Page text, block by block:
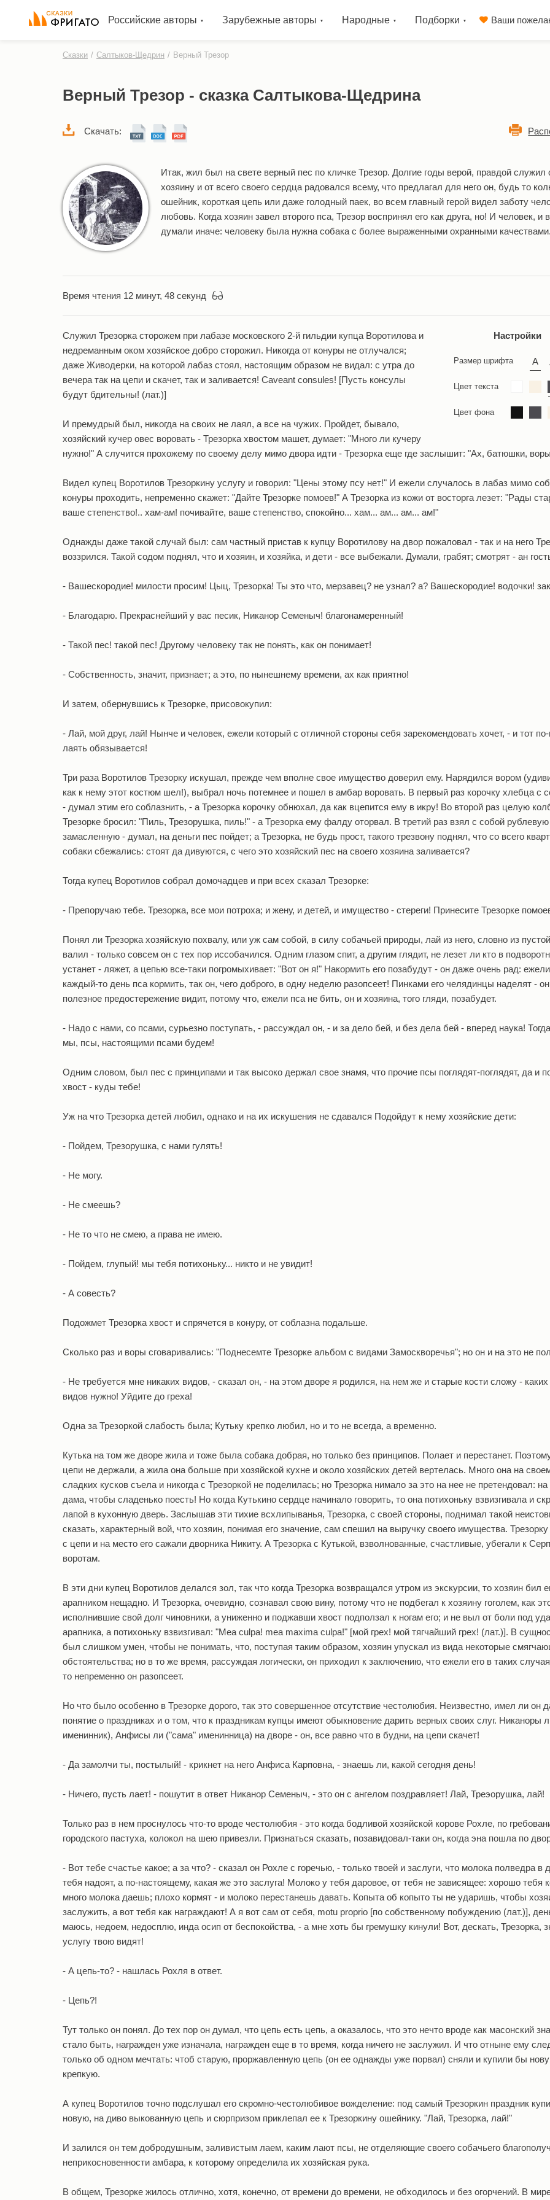
Российские авторы Зарубежные авторы Народные Подборки Ваши
Сказки / Салтыков-Щедрин / Верный Трезор
Верный Трезор - сказка Салтыкова-Щедрина
Скачать:
Итак, жил был на свете верный пес по кличке Трезор. Долгие годы верой, правдой служил
хозяину и от всего своего сердца радовался всему, что предлагал для него он, будь то
ошейник, короткая цепь или даже голодный паек, во всем главный герой видел заботу
любовь. Когда хозяин завел второго пса, Трезор воспринял его как друга, но! И человек, и
думали иначе: человеку была нужна собака с более выраженными охранными
Время чтения 12 минут, 48 секунд
Настройки
Размер шрифта
Цвет текста
Цвет фона
Служил Трезорка сторожем при лабазе московского 2-й гильдии купца Воротилова и
недреманным оком хозяйское добро сторожил. Никогда от конуры не отлучался;
даже Живодерки, на которой лабаз стоял, настоящим образом не видал: с утра до
вечера так на цепи и скачет, так и заливается! Caveant consules! [Пусть консулы
будут бдительны! (лат.)]
И премудрый был, никогда на своих не лаял, а все на чужих. Пройдет, бывало,
хозяйский кучер овес воровать - Трезорка хвостом машет, думает: "Много ли кучеру
нужно!" А случится прохожему по своему делу мимо двора идти - Трезорка еще где заслышит: "Ах, батюшки,
Видел купец Воротилов Трезоркину услугу и говорил: "Цены этому псу нет!" И ежели случалось в лабаз мимо
конуры проходить, непременно скажет: "Дайте Трезорке помоев!" А Трезорка из кожи от восторга лезет: "Рады
ваше степенство!.. хам-ам! почивайте, ваше степенство, спокойно... хам... ам... ам... ам!"
Однажды даже такой случай был: сам частный пристав к купцу Воротилову на двор пожаловал - так и на него
воззрился. Такой содом поднял, что и хозяин, и хозяйка, и дети - все выбежали. Думали, грабят; смотрят - ан
- Вашескородие! милости просим! Цыц, Трезорка! Ты это что, мерзавец? не узнал? а? Вашескородие! водочки!
- Благодарю. Прекраснейший у вас песик, Никанор Семеныч! благонамеренный!
- Такой пес! такой пес! Другому человеку так не понять, как он понимает!
- Собственность, значит, признает; а это, по нынешнему времени, ах как приятно!
И затем, обернувшись к Трезорке, присовокупил:
- Лай, мой друг, лай! Нынче и человек, ежели который с отличной стороны себя зарекомендовать хочет, - и тот
лаять обязывается!
Три раза Воротилов Трезорку искушал, прежде чем вполне свое имущество доверил ему. Нарядился вором
как к нему этот костюм шел!), выбрал ночь потемнее и пошел в амбар воровать. В первый раз корочку хлебца с
- думал этим его соблазнить, - а Трезорка корочку обнюхал, да как вцепится ему в икру! Во второй раз целую
Трезорке бросил: "Пиль, Трезорушка, пиль!" - а Трезорка ему фалду оторвал. В третий раз взял с собой
замасленную - думал, на деньги пес пойдет; а Трезорка, не будь прост, такого трезвону поднял, что со всего
собаки сбежались: стоят да дивуются, с чего это хозяйский пес на своего хозяина заливается?
Тогда купец Воротилов собрал домочадцев и при всех сказал Трезорке:
- Препоручаю тебе. Трезорка, все мои потроха; и жену, и детей, и имущество - стереги! Принесите Трезорке
Понял ли Трезорка хозяйскую похвалу, или уж сам собой, в силу собачьей природы, лай из него, словно из
валил - только совсем он с тех пор иссобачился. Одним глазом спит, а другим глядит, не лезет ли кто в
устанет - ляжет, а цепью все-таки погромыхивает: "Вот он я!" Накормить его позабудут - он даже очень рад:
каждый-то день пса кормить, так он, чего доброго, в одну неделю разопсеет! Пинками его челядинцы наделят -
полезное предостережение видит, потому что, ежели пса не бить, он и хозяина, того гляди, позабудет.
- Надо с нами, со псами, сурьезно поступать, - рассуждал он, - и за дело бей, и без дела бей - вперед наука!
мы, псы, настоящими псами будем!
Одним словом, был пес с принципами и так высоко держал свое знамя, что прочие псы поглядят-поглядят, да и
хвост - куды тебе!
Уж на что Трезорка детей любил, однако и на их искушения не сдавался Подойдут к нему хозяйские дети:
- Пойдем, Трезорушка, с нами гулять!
- Не могу.
- Не смеешь?
- Не то что не смею, а права не имею.
- Пойдем, глупый! мы тебя потихоньку... никто и не увидит!
- А совесть?
Подожмет Трезорка хвост и спрячется в конуру, от соблазна подальше.
Сколько раз и воры сговаривались: "Поднесемте Трезорке альбом с видами Замоскворечья"; но он и на это не
- Не требуется мне никаких видов, - сказал он, - на этом дворе я родился, на нем же и старые кости сложу -
видов нужно! Уйдите до греха!
Одна за Трезоркой слабость была; Кутьку крепко любил, но и то не всегда, а временно.
Кутька на том же дворе жила и тоже была собака добрая, но только без принципов. Полает и перестанет.
цепи не держали, а жила она больше при хозяйской кухне и около хозяйских детей вертелась. Много она на
сладких кусков съела и никогда с Трезоркой не поделилась; но Трезорка нимало за это на нее не претендовал: на
дама, чтобы сладенько поесть! Но когда Кутькино сердце начинало говорить, то она потихоньку взвизгивала и
лапой в кухонную дверь. Заслышав эти тихие всхлипыванья, Трезорка, с своей стороны, поднимал такой
сказать, характерный вой, что хозяин, понимая его значение, сам спешил на выручку своего имущества.
с цепи и на место его сажали дворника Никиту. А Трезорка с Кутькой, взволнованные, счастливые, убегали к
воротам.
В эти дни купец Воротилов делался зол, так что когда Трезорка возвращался утром из экскурсии, то хозяин бил
арапником нещадно. И Трезорка, очевидно, сознавал свою вину, потому что не подбегал к хозяину гоголем, как
исполнившие свой долг чиновники, а униженно и поджавши хвост подползал к ногам его; и не выл от боли под
арапника, а потихоньку взвизгивал: "Mea culpa! mea maxima culpa!" [мой грех! мой тягчайший грех! (лат.)]. В
был слишком умен, чтобы не понимать, что, поступая таким образом, хозяин упускал из вида некоторые
обстоятельства; но в то же время, рассуждая логически, он приходил к заключению, что ежели его в таких
то непременно он разопсеет.
Но что было особенно в Трезорке дорого, так это совершенное отсутствие честолюбия. Неизвестно, имел ли он
понятие о праздниках и о том, что к праздникам купцы имеют обыкновение дарить верных своих слуг. Никаноры
именинник), Анфисы ли ("сама" именинница) на дворе - он, все равно что в будни, на цепи скачет!
- Да замолчи ты, постылый! - крикнет на него Анфиса Карповна, - знаешь ли, какой сегодня день!
- Ничего, пусть лает! - пошутит в ответ Никанор Семеныч, - это он с ангелом поздравляет! Лай, Треэорушка, лай!
Только раз в нем проснулось что-то вроде честолюбия - это когда бодливой хозяйской корове Рохле, по
городского пастуха, колокол на шею привезли. Признаться сказать, позавидовал-таки он, когда эна пошла по
- Вот тебе счастье какое; а за что? - сказал он Рохле с горечью, - только твоей и заслуги, что молока полведра в
тебя надоят, а по-настоящему, какая же это заслуга! Молоко у тебя даровое, от тебя не зависящее: хорошо тебя
много молока даешь; плохо кормят - и молоко перестанешь давать. Копыта об копыто ты не ударишь, чтобы
заслужить, а вот тебя как награждают! А я вот сам от себя, motu proprio [по собственному побуждению (лат.)],
маюсь, недоем, недосплю, инда осип от беспокойства, - а мне хоть бы гремушку кинули! Вот, дескать, Трезорка,
услугу твою видят!
- А цепь-то? - нашлась Рохля в ответ.
- Цепь?!
Тут только он понял. До тех пор он думал, что цепь есть цепь, а оказалось, что это нечто вроде как масонский
стало быть, награжден уже изначала, награжден еще в то время, когда ничего не заслужил. И что отныне ему
только об одном мечтать: чтоб старую, проржавленную цепь (он ее однажды уже порвал) сняли и купили бы
крепкую.
А купец Воротилов точно подслушал его скромно-честолюбивое вожделение: под самый Трезоркин праздник
новую, на диво выкованную цепь и сюрпризом приклепал ее к Трезоркину ошейнику. "Лай, Трезорка, лай!"
И залился он тем добродушным, заливистым лаем, каким лают псы, не отделяющие своего собачьего
неприкосновенности амбара, к которому определила их хозяйская рука.
В общем, Трезорке жилось отлично, хотя, конечно, от времени до времени, не обходилось и без огорчений. В